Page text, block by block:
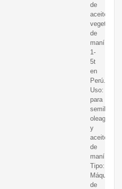
de
aceite
vegetal
de
maní
1-
5t
en
Perú.
Uso:
para
semillas
y
aceite
de
maní;
Tipo:
Máquina
de